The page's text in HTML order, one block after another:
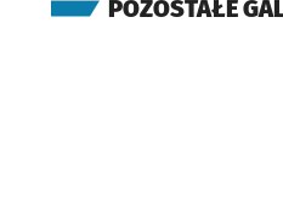
POZOSTAŁE